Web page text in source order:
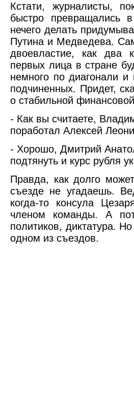
Кстати, журналисты,
быстро превращались
нечего делать
Путина и Медведева.
двоевластие, как
первых лица в стране
немного по диагонали
подчиненных. Придет,
о стабильной
- Как вы считаете,
поработал Алексей
- Хорошо, Дмитрий
подтянуть и курс рубля
Правда, как долго
съезде не угадаешь.
когда-то консула
членом команды. А
политиков, диктатура.
одном из съездов.